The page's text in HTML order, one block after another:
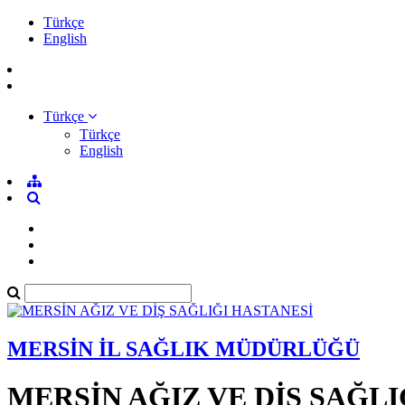
Türkçe
English
Türkçe
Türkçe
English
MERSİN İL SAĞLIK MÜDÜRLÜĞÜ
MERSİN AĞIZ VE DİŞ